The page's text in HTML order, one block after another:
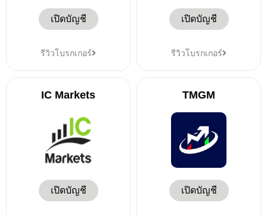
เปิดบัญชี
รีวิวโบรกเกอร์
เปิดบัญชี
รีวิวโบรกเกอร์
IC Markets
เปิดบัญชี
TMGM
เปิดบัญชี